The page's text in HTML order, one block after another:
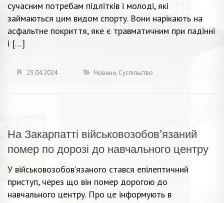
сучасним потребам підлітків і молоді, які
займаються цим видом спорту. Вони нарікають на
асфальтне покриття, яке є травматичним при падінні
і […]
23.04.2024 Новини, Суспільство
На Закарпатті військовозобов’язаний
помер по дорозі до навчального центру
У військовозобов’язаного стався епілептичний
приступ, через що він помер дорогою до
навчального центру. Про це інформують в